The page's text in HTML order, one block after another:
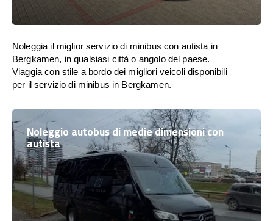
Noleggia il miglior servizio di minibus con autista in
Bergkamen, in qualsiasi città o angolo del paese.
Viaggia con stile a bordo dei migliori veicoli disponibili
per il servizio di minibus in Bergkamen.
Noleggio autobus di medie dimensioni con
autista